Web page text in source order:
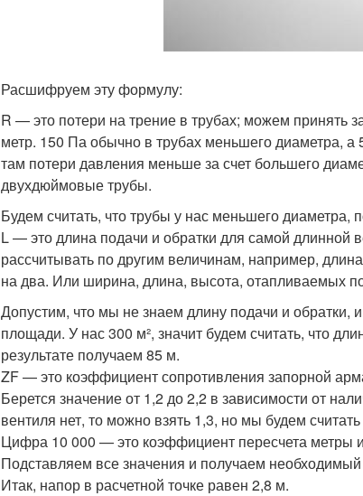
Расшифруем эту формулу:
R — это потери на трение в трубах; можем принять
метр. 150 Па обычно в трубах меньшего диаметра,
там потери давления меньше за счет большего
двухдюймовые трубы.
Будем считать, что трубы у нас меньшего
L — это длина подачи и обратки для самой длинной
рассчитывать по другим величинам, например,
на два. Или ширина, длина, высота, отапливаемых
Допустим, что мы не знаем длину подачи и
площади. У нас 300 м², значит будем считать, что
результате получаем 85 м.
ZF — это коэффициент сопротивления запорной
Берется значение от 1,2 до 2,2 в зависимости от
вентиля нет, то можно взять 1,3, но мы будем
Цифра 10 000 — это коэффициент пересчета метры
Подставляем все значения и получаем
Итак, напор в расчетной точке равен 2,8 м.